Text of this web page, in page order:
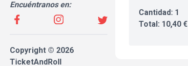
Encuéntranos en:
Copyright © 2026
TicketAndRoll
Cantidad: 1
Total: 10,40 €